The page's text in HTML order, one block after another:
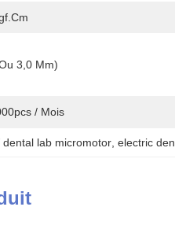
3,0 Mm)
/ Mois
dental lab micromotor , electric